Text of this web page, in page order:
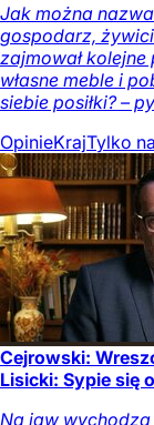
Jak można
gospodarz,
zajmował kolejne
własne meble i
siebie posiłki? –
OpinieKrajTylko
Cejrowski:
Lisicki: Sypie się
Na jaw wychodzą